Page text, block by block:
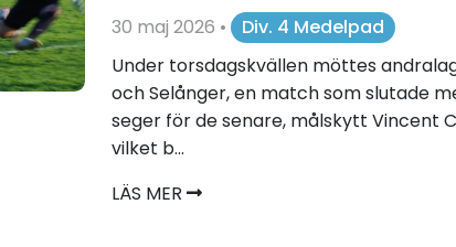
30 maj 2026 •
Div. 4 Medelpad
Under torsdagskvällen möttes
och Selånger, en match som slutade
seger för de senare, målskytt Vincent
vilket b...
LÄS MER